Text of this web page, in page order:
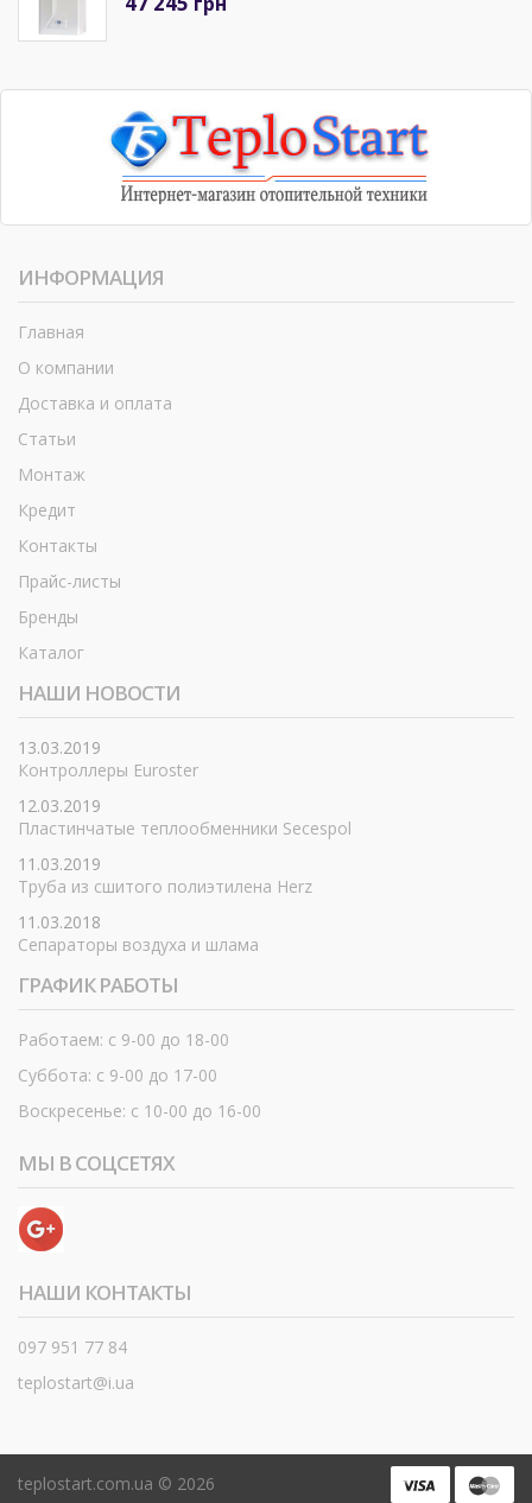
ИНФОРМАЦИЯ
Главная
О компании
Доставка и оплата
Статьи
Монтаж
Кредит
Контакты
Прайс-листы
Бренды
Каталог
НАШИ НОВОСТИ
13.03.2019
Контроллеры Euroster
12.03.2019
Пластинчатые теплообменники Secespol
11.03.2019
Труба из сшитого полиэтилена Herz
11.03.2018
Сепараторы воздуха и шлама
ГРАФИК РАБОТЫ
Работаем: с 9-00 до 18-00
Суббота: с 9-00 до 17-00
Воскресенье: с 10-00 до 16-00
МЫ В СОЦСЕТЯХ
НАШИ КОНТАКТЫ
097 951 77 84
teplostart@i.ua
teplostart.com.ua © 2026